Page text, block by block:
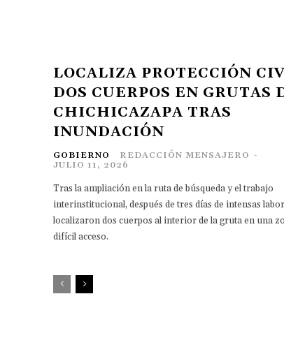
LOCALIZA PROTECCIÓN
DOS CUERPOS EN GRUTAS
CHICHICAZAPA TRAS
INUNDACIÓN
GOBIERNO REDACCIÓN MENSAJERO -
JULIO 11, 2026
Tras la ampliación en la ruta de búsqueda y el trabajo
interinstitucional, después de tres días de intensas
localizaron dos cuerpos al interior de la gruta en una
difícil acceso.